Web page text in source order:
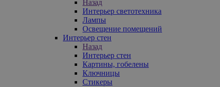
Назад
Интерьер светотехника
Лампы
Освещение помещений
Интерьер стен
Назад
Интерьер стен
Картины, гобелены
Ключницы
Стикеры